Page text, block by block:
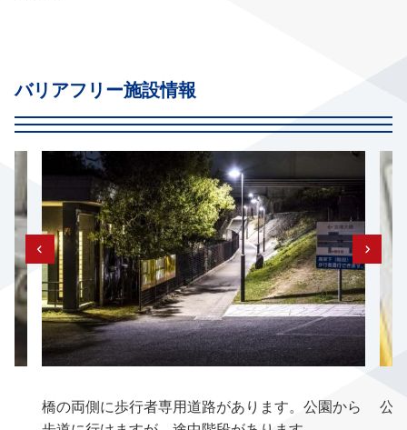
バリアフリー施設情報
橋の両側に歩行者専用道路があります。公園から
公